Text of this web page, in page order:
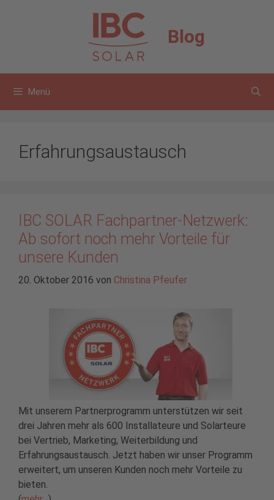
Blog
Menü
Erfahrungsaustausch
IBC SOLAR Fachpartner-Netzwerk:
Ab sofort noch mehr Vorteile für
unsere Kunden
20. Oktober 2016 von Christina Pfeufer
Mit unserem Partnerprogramm unterstützen wir seit
drei Jahren mehr als 600 Installateure und Solarteure
bei Vertrieb, Marketing, Weiterbildung und
Erfahrungsaustausch. Jetzt haben wir unser Programm
erweitert, um unseren Kunden noch mehr Vorteile zu
bieten.